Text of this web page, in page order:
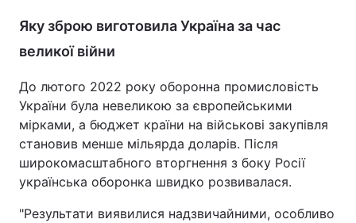
Яку зброю виготовила Україна за час
великої війни
До лютого 2022 року оборонна промисловість
України була невеликою за європейськими
мірками, а бюджет країни на військові закупівля
становив менше мільярда доларів. Після
широкомасштабного вторгнення з боку Росії
українська оборонка швидко розвивалася.
"Результати виявилися надзвичайними, особливо